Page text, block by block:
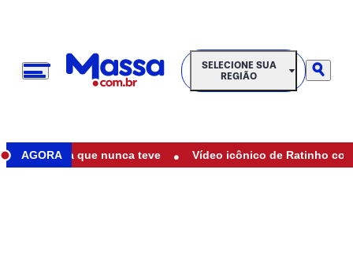
SELECIONE SUA REGIÃO
SELECIONE SUA
REGIÃO
AGORA
filha que nunca teve • Vídeo icônico de Ratinho com